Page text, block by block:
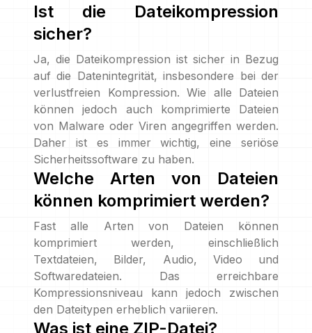
Ist die Dateikompression
sicher?
Ja, die Dateikompression ist sicher in Bezug
auf die Datenintegrität, insbesondere bei der
verlustfreien Kompression. Wie alle Dateien
können jedoch auch komprimierte Dateien
von Malware oder Viren angegriffen werden.
Daher ist es immer wichtig, eine seriöse
Sicherheitssoftware zu haben.
Welche Arten von Dateien
können komprimiert werden?
Fast alle Arten von Dateien können
komprimiert werden, einschließlich
Textdateien, Bilder, Audio, Video und
Softwaredateien. Das erreichbare
Kompressionsniveau kann jedoch zwischen
den Dateitypen erheblich variieren.
Was ist eine ZIP-Datei?